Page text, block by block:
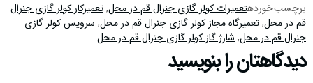
برچسب خوردهتعمیرات کولر گازی جنرال قم در محل,تعمیرکار کولر گازی جنرال
قم در محل,تعمیرگاه مجاز کولر گازی جنرال قم در محل,سرویس کولر گازی
جنرال قم در محل,شارژ گاز کولر گازی جنرال قم در محل
دیدگاهتان را بنویسید